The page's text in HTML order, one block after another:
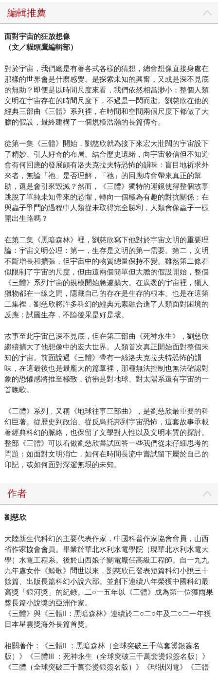
編輯推薦
面對宇宙的狂放想像
（文／貓頭鷹編輯部）
對於宇宙，我們總是有著各式各樣的猜想，總會想像直接身處在
那樣的世界會是什麼感覺。是探索未知的興奮，又或是深不見底
的無助？即便是以時間尺度來看，我們依然相當渺小：整個人類
文明在宇宙存在的時間尺度下，不過是一閃而逝。劉慈欣在他的
經典三部曲《三體》系列裡，在時間和空間兩個尺度下都做了大
膽的假設，最終建構了一個規模浩瀚的長篇傳奇。
從第一集《三體》開始，劉慈欣就為接下來宏大壯闊的宇宙設下
了精妙、引人好奇的布局。結合歷史遺緒，向宇宙發信但不知道
會有何回應的發展頗有洛夫克拉夫特恐怖的韻味：盲目地祈求外
來者，無論「祂」是否理解，「祂」的回應時會帶來真正的幫
助，還是會引來毀滅？然而，《三體》獨特的運鏡使得整個故事
跳脫了單純未知帶來的恐懼，轉向一個極為有趣的對抗關係：在
與蟲子爭鬥的過程中人類從未取得完全勝利，人類會像蟲子一樣
開出生路嗎？
在第二集《黑暗森林》裡，劉慈欣寫下他對於宇宙文明的重要理
論：宇宙文明公理：第一，生存是文明的第一需要。第二，文明
不斷增長和擴張，但宇宙中的物質總量保持不變。雖然第二條看
似限制了宇宙的尺度，但由這兩個簡單但大膽的假設開始，整個
《三體》系列宇宙的規模開始急遽擴大。在廣袤的宇宙裡，獵人
獵物都在一線之間，隱藏自己的存在是生存的根本。也是在這第
二集裡，劉慈欣將許多科幻的經典元素融合進了人類面對困境的
反應：試圖生存，不論後果是好是壞。
故事至此宇宙已深不見底，但在第三部曲《死神永生》，劉慈欣
繼續擴大了他想像中的宏大世界。人類首次真正開始面對整個未
知的宇宙。前面說過《三體》帶有一絲洛夫克拉夫特恐怖的韻
味，在這最後也是最龐大的篇章裡，那種無法控制也無法確認對
象的恐懼感將推至極致，彷彿是對地球、對太陽系還有宇宙的一
首輓歌。
《三體》系列，又稱《地球往事三部曲》，是劉慈欣最重要的科
幻巨著。從歷史到政治、從反烏托邦到宇宙恐怖，這套故事承載
著經典科幻的脈絡，也保留了文學對人性以及文明本質的探討。
整部《三體》可以看做劉慈欣嘗試回答一些我們從未仔細思考的
問題：如面對文明消亡，如何在時間長流中嘗試留下屬於自己的
印記，或如何面對深邃無垠的未知。
作者
劉慈欣
大陸新生代科幻的主要代表作家，中國科普作家協會會員，山西
省作家協會會員。畢業於華北水利水電學院（現華北水利水電大
學）水電工程系。後於山西娘子關電廠任高級工程師。自一九九
九年處女作《鯨歌》問世以來，劉慈欣已發表短篇科幻小說三十
餘篇、出版長篇科幻小說六部。並創下連續八年榮獲中國科幻最
高獎「銀河獎」的紀錄。二○一五年以《三體》成為第一位獲雨果
獎長篇小說獎的亞洲作家。
《三體》與《三體II：黑暗森林》連續於二○二○年及二○二一年獲
日本星雲獎海外長篇首獎。
相關著作：《三體II ：黑暗森林（全球突破三千萬套燙銀簽名
版）》《三體III ：死神永生（全球突破三千萬套燙銀簽名版）》
《三體（全球突破三千萬套燙銀簽名版）》《球狀閃電》《三體